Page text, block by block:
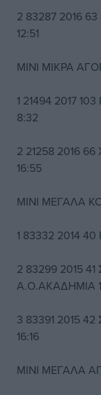
2 83287 2016
12:51
ΜΙΝΙ ΜΙΚΡΑ
1 21494 2017
8:32
2 21258 2016
16:55
ΜΙΝΙ ΜΕΓΑΛΑ
1 83332 2014
2 83299 2015
Α.Ο.ΑΚΑΔΗΜΙΑ
3 83391 2015
16:16
ΜΙΝΙ ΜΕΓΑΛΑ